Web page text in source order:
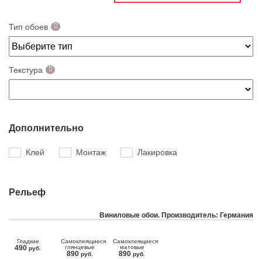
Тип обоев
Текстура
Дополнительно
Клей Монтаж Лакировка
Рельеф
Виниловые обои. Производитель: Германия
Гладкие
490 руб.
Самоклеящиеся
глянцевые
890 руб.
Самоклеящиеся
матовые
890 руб.